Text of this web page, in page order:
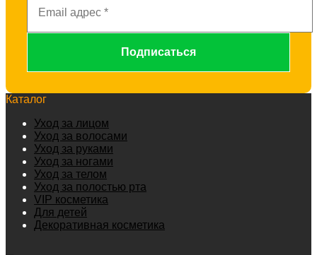
Каталог
Уход за лицом
Уход за волосами
Уход за руками
Уход за ногами
Уход за телом
Уход за полостью рта
VIP косметика
Для детей
Декоративная косметика